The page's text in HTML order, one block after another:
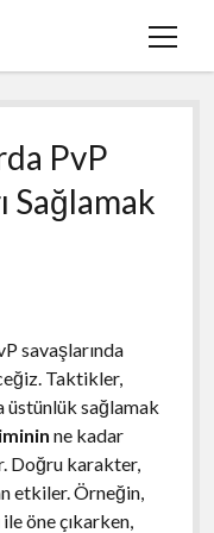
menüyü
PvP
Sağlamak
savaşlarında
Taktikler,
üstünlük sağlamak
ne kadar
Doğru karakter,
etkiler. Örneğin,
ile öne çıkarken,